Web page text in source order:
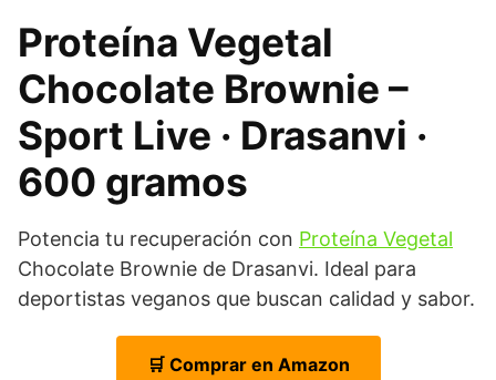
Proteína Vegetal
Chocolate Brownie –
Sport Live · Drasanvi ·
600 gramos
Potencia tu recuperación con Proteína Vegetal
Chocolate Brownie de Drasanvi. Ideal para
deportistas veganos que buscan calidad y sabor.
🛒 Comprar en Amazon